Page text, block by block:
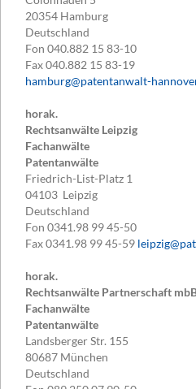
20354 Hamburg
Deutschland
Fon 040.882 15 83-10
Fax040.882 15 83-19
hamburg@patentanwalt-
horak.
Rechtsanwälte Leipzig
Fachanwälte
Patentanwälte
Friedrich-List-Platz 1
04103 Leipzig
Deutschland
Fon 0341.98 99 45-50
Fax0341.98 99 45-59
horak.
Rechtsanwälte Partnerschaft
Fachanwälte
Patentanwälte
Landsberger Str. 155
80687 München
Deutschland